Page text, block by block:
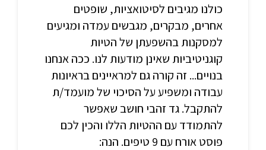
כולנו מגיבים לסיטואציות, שופטים
אחרים, מבקרים, מגבשים עמדה ומגיעים
למסקנות בהשפעתן של הטיות
קוגניטיביות שאינן מודעות לנו. ככה אנחנו
בנויים... זה קורה גם למראיינים בראיונות
עבודה ומשפיע על הסיכוי של מועמד/ת
להתקבל. גד זהבי חושב שאפשר
להתמודד עם ההטיות הללו והכין לכם
פוסט אורח עם 9 טיפים. הנה: